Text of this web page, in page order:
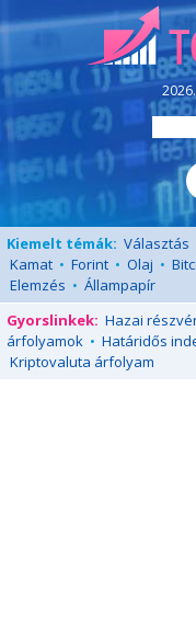
Kiemelt témák: Választás
Kamat • Forint • Olaj •
Elemzés • Állampapír
Gyorslinkek: Hazai
árfolyamok • Határidős
Kriptovaluta árfolyam